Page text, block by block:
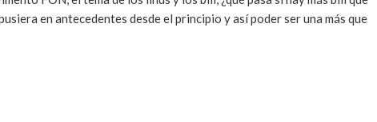
en antecedentes desde el principio y así poder ser una más que